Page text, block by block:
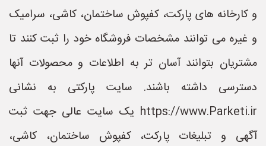
و کارخانه های پارکت، کفپوش ساختمان، کاشی، سرامیک
و غیره می توانند مشخصات فروشگاه خود را ثبت کنند تا
مشتریان بتوانند آسان تر به اطلاعات و محصولات آنها
دسترسی داشته باشند. سایت پارکتی به نشانی
https://www.Parketi.ir یک سایت عالی جهت ثبت
آگهی و تبلیغات پارکت، کفپوش ساختمان، کاشی،